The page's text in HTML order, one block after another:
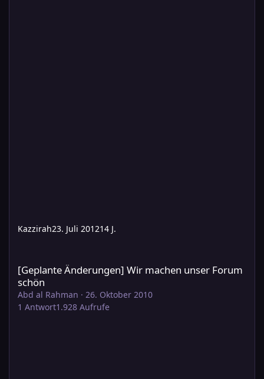
Kazzirah23. Juli 201214 J.
[Geplante Änderungen] Wir machen unser Forum
schön
Abd al Rahman · 26. Oktober 2010
1 Antwort1.928 Aufrufe